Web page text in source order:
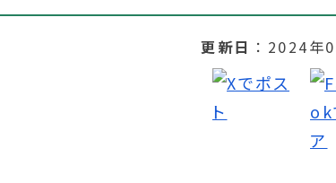
更新日 2024年